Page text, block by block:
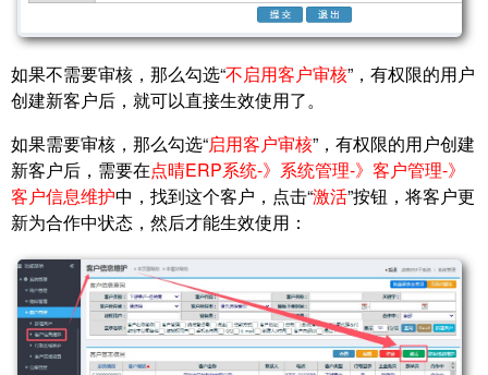
如果不需要审核，那么勾选“不启用客户审核”，有权限的用户
创建新客户后，就可以直接生效使用了。
如果需要审核，那么勾选“启用客户审核”，有权限的用户创建
新客户后，需要在点晴ERP系统-》系统管理-》客户管理-》
客户信息维护中，找到这个客户，点击“激活”按钮，将客户更
新为合作中状态，然后才能生效使用：